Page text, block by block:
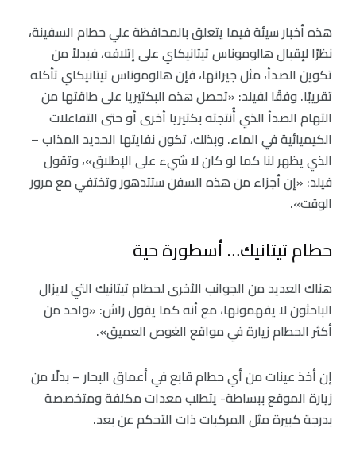
هذه أخبار سيئة فيما يتعلق بالمحافظة علي حطام السفينة،
نظرًا لإقبال هالوموناس تيتانيكاي على إتلافه، فبدلاً من
تكوين الصدأ، مثل جيرانها، فإن هالوموناس تيتانيكاي تأكله
تقريبًا. وفقًا لفيلد: «تحصل هذه البكتيريا على طاقتها من
التهام الصدأ الذي أُنتجته بكتيريا أخرى أو حتى التفاعلات
الكيميائية في الماء. وبذلك، تكون نفايتها الحديد المذاب –
الذي يظهر لنا كما لو كان لا شيء على الإطلاق»، وتقول
فيلد: «إن أجزاء من هذه السفن ستتدهور وتختفي مع مرور
الوقت».
حطام تيتانيك… أسطورة حية
هناك العديد من الجوانب الأخرى لحطام تيتانيك التي لايزال
الباحثون لا يفهمونها، مع أنه كما يقول راش: «واحد من
أكثر الحطام زيارة في مواقع الغوص العميق».
إن أخذ عينات من أي حطام قابع في أعماق البحار – بدلًا من
زيارة الموقع ببساطة- يتطلب معدات مكلفة ومتخصصة
بدرجة كبيرة مثل المركبات ذات التحكم عن بعد.